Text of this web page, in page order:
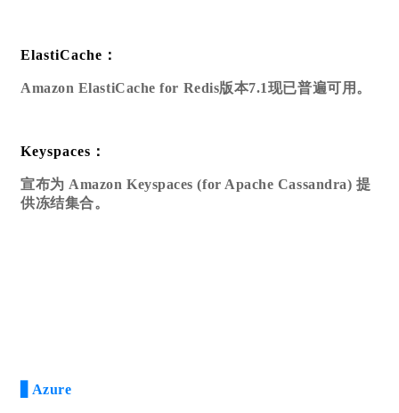
ElastiCache：
Amazon ElastiCache for Redis版本7.1现已普遍可用。
Keyspaces：
宣布为 Amazon Keyspaces (for Apache Cassandra) 提
供冻结集合。
▋Azure